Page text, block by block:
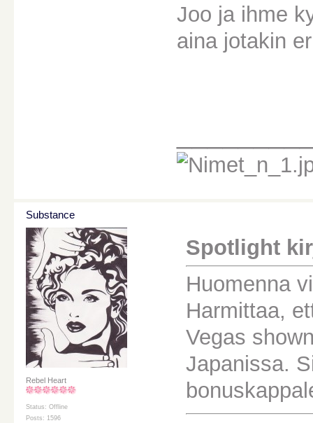
Joo ja ihme
aina jotakin
Substance
Rebel Heart
Status: Offline
Posts: 1596
Spotlight
Huomenna
Harmittaa,
Vegas
Japanissa.